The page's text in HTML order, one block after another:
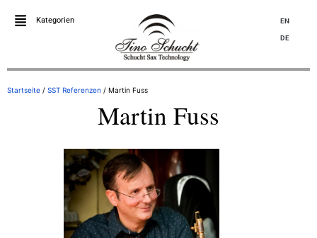
Kategorien EN
DE
Startseite / SST Referenzen / Martin Fuss
Martin Fuss